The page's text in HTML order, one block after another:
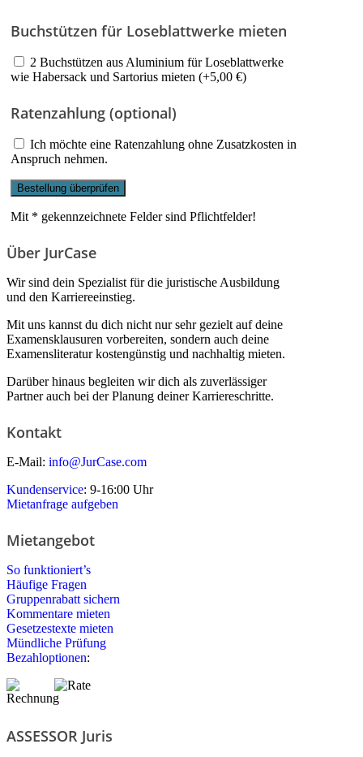
Buchstützen für Loseblattwerke mieten
2 Buchstützen aus Aluminium für Loseblattwerke
wie Habersack und Sartorius mieten (+5,00 €)
Ratenzahlung (optional)
Ich möchte eine Ratenzahlung ohne Zusatzkosten in
Anspruch nehmen.
Mit * gekennzeichnete Felder sind Pflichtfelder!
Über JurCase
Wir sind dein Spezialist für die juristische Ausbildung
und den Karriereeinstieg.
Mit uns kannst du dich nicht nur sehr gezielt auf deine
Examensklausuren vorbereiten, sondern auch deine
Examensliteratur kostengünstig und nachhaltig mieten.
Darüber hinaus begleiten wir dich als zuverlässiger
Partner auch bei der Planung deiner Karriereschritte.
Kontakt
E-Mail: info@JurCase.com
Kundenservice: 9-16:00 Uhr
Mietanfrage aufgeben
Mietangebot
So funktioniert’s
Häufige Fragen
Gruppenrabatt sichern
Kommentare mieten
Gesetzestexte mieten
Mündliche Prüfung
Bezahloptionen:
ASSESSOR Juris